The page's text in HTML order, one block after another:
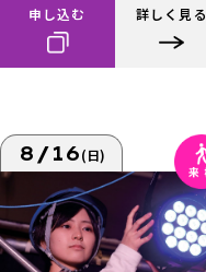
申し込む 詳しく見る
8/16(日)